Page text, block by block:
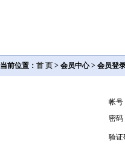
当前位置： 首 页 > 会员中心 > 会员登
帐号
密码
验证